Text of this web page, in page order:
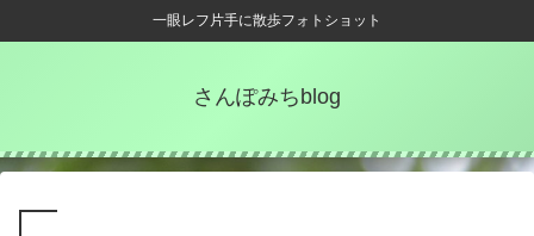
一眼レフ片手に散歩フォトショット
さんぽみちblog